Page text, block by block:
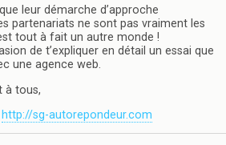
leur démarche d’approche
partenariats ne sont pas vraiment les
tout à fait un autre monde !
de t’expliquer en détail un essai que
une agence web.
à tous,
http://sg-autorepondeur.com